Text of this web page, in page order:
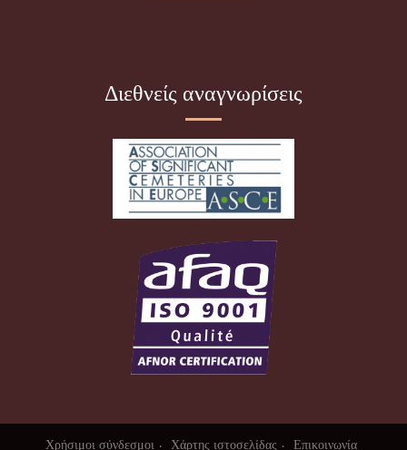
Διεθνείς αναγνωρίσεις
Χρήσιμοι σύνδεσμοι Χάρτης ιστοσελίδας Επικοινωνία